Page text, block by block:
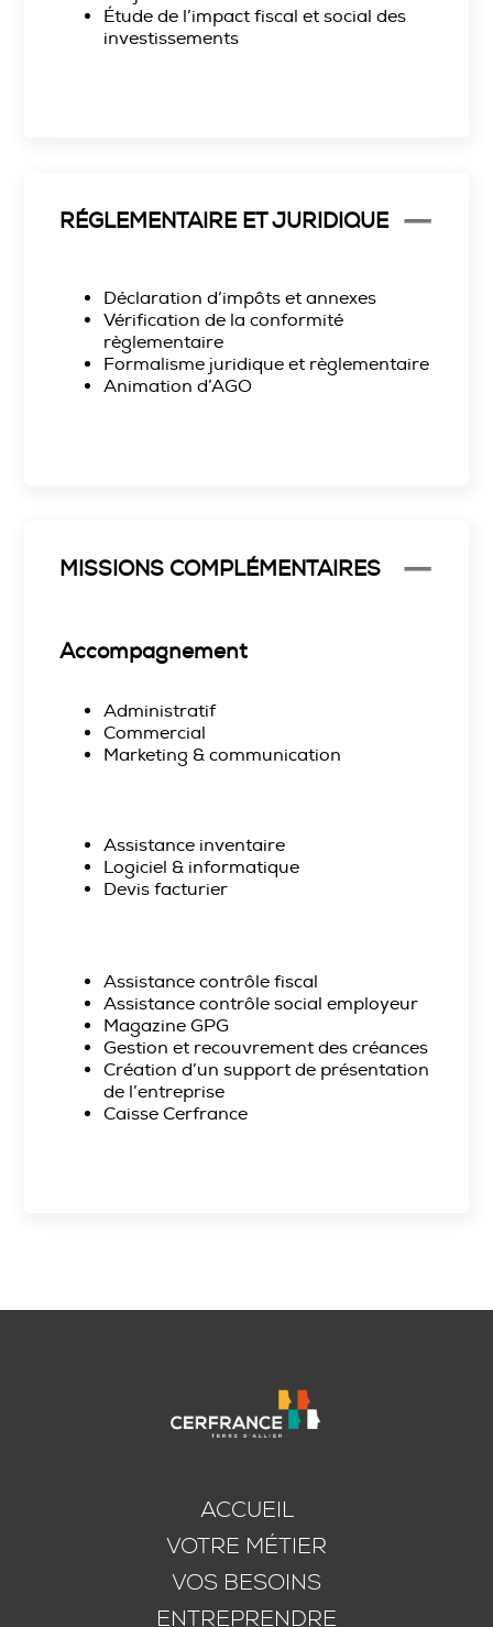
Étude de l’impact fiscal et social des
investissements
RÉGLEMENTAIRE ET JURIDIQUE
Déclaration d’impôts et annexes
Vérification de la conformité
règlementaire
Formalisme juridique et règlementaire
Animation d’AGO
MISSIONS COMPLÉMENTAIRES
Accompagnement
Administratif
Commercial
Marketing & communication
Assistance inventaire
Logiciel & informatique
Devis facturier
Assistance contrôle fiscal
Assistance contrôle social employeur
Magazine GPG
Gestion et recouvrement des créances
Création d’un support de présentation
de l’entreprise
Caisse Cerfrance
ACCUEIL
VOTRE MÉTIER
VOS BESOINS
ENTREPRENDRE